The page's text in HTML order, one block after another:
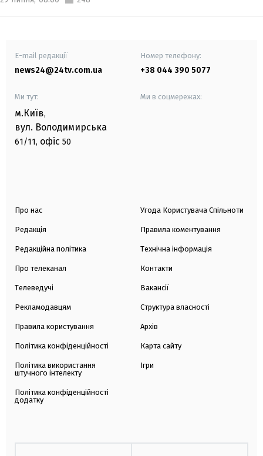
E-mail редакції
news24@24tv.com.ua
Номер телефону:
+38 044 390 5077
Ми тут:
м.Київ,
вул. Володимирська
61/11, офіс 50
Ми в соцмережах:
Про нас
Редакція
Редакційна політика
Про телеканал
Телеведучі
Рекламодавцям
Правила користування
Політика конфіденційності
Політика використання
штучного інтелекту
Політика конфіденційності
додатку
Угода Користувача Спільноти
Правила коментування
Технічна інформація
Контакти
Вакансії
Структура власності
Архів
Карта сайту
Ігри